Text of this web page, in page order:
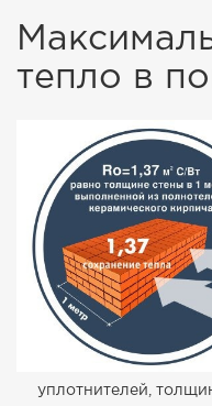
тепло в
уплотнителей,